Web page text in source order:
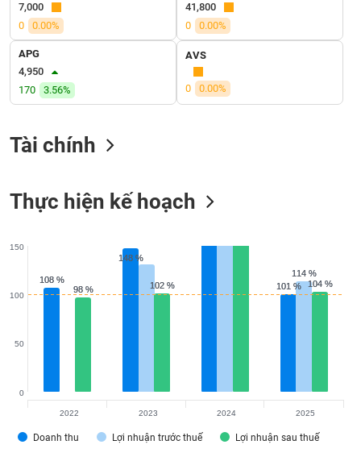
7,000
0
0.00%
41,800
0
0.00%
APG
4,950
170
3.56%
AVS
0 0.00%
Tài chính
Thực hiện kế hoạch
108 %
108 %
148 %
148 %
101 %
101 %
114 %
114 %
98 %
98 % 102 %
102 % 104 %
104 %
Doanh thu Lợi nhuận trước thuế Lợi nhuận sau thuế
0
50
100
150
2022 2023 2024 2025
SẢN
Mã
chứng
khoán
(-)
(-)
(-)
Bài
giả
(-)